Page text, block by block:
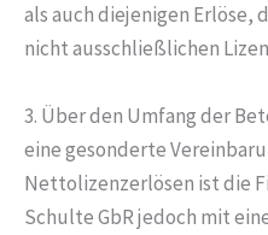
als auch diejenigen Erlöse,
nicht ausschließlichen
3. Über den Umfang der
eine gesonderte
Nettolizenzerlösen ist die
Schulte GbR jedoch mit